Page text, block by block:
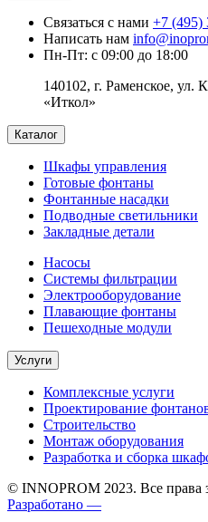
Связаться с нами +7 (495)
Написать нам
Пн-Пт: с 09:00 до 18:00
140102, г. Раменское, ул.
«Иткол»
Каталог
Шкафы управления
Готовые фонтаны
Фонтанные насадки
Подводные светильники
Закладные детали
Насосы
Системы фильтрации
Электрооборудование
Плавающие фонтаны
Пешеходные модули
Услуги
Комплексные услуги
Проектирование
Строительство
Монтаж оборудования
Разработка и сборка
© INNOPROM 2023. Все
Разработано —